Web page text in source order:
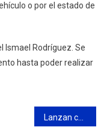
o por el estado de
Ismael Rodríguez. Se
hasta poder realizar
Lanzan campaña para denunciar el abuso en los precios